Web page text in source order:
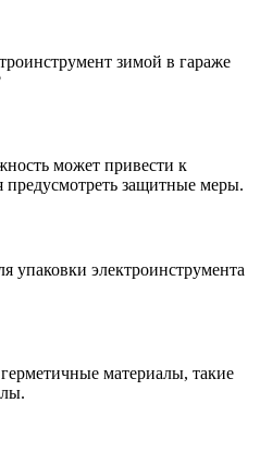
зимой в гараже
может привести к
защитные меры.
упаковки электроинструмента
материалы, такие